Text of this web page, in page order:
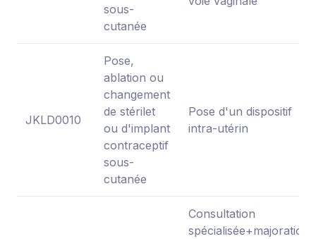
sous-
cutanée
JKLD0010
Pose,
ablation ou
changement
de stérilet
ou d'implant
contraceptif
sous-
cutanée
Pose d'un dispositif
intra-utérin
Consultation
spécialisée+majoration